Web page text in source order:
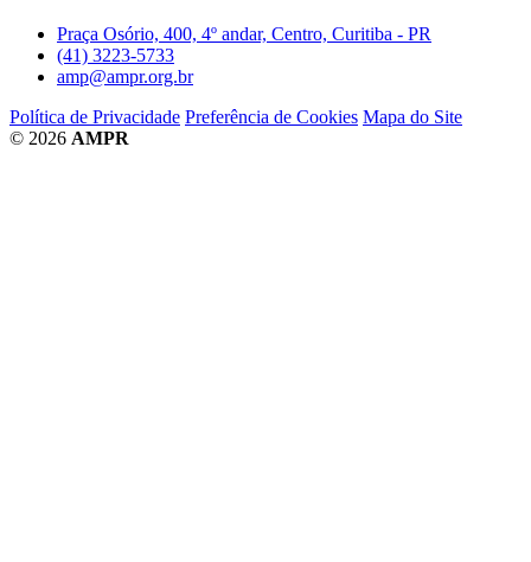
Praça Osório, 400, 4º andar, Centro, Curitiba - PR
(41) 3223-5733
amp@ampr.org.br
Política de Privacidade Preferência de Cookies Mapa do Site
© 2026 AMPR